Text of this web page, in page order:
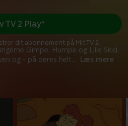
Gimpe, Humpe og Lille Skid,
og - på deres helt... Læs mere
TV 2 Play*
dit abonnement på Mit TV 2.